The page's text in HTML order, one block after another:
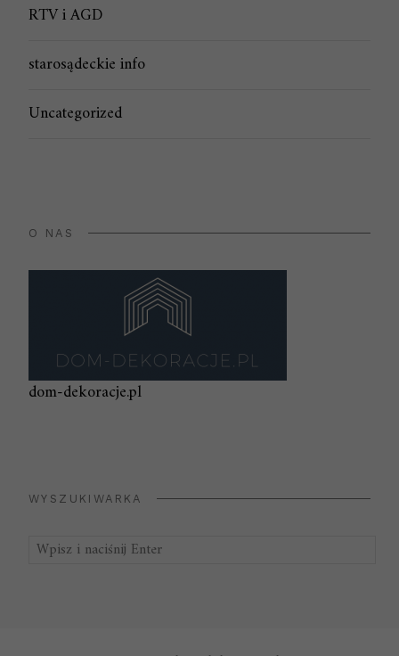
RTV i AGD
starosądeckie info
Uncategorized
O NAS
dom-dekoracje.pl
WYSZUKIWARKA
Szukaj: